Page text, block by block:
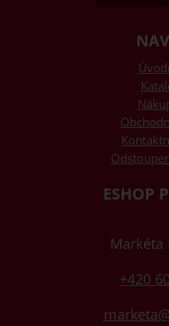
ESHOP
Markéta
+420